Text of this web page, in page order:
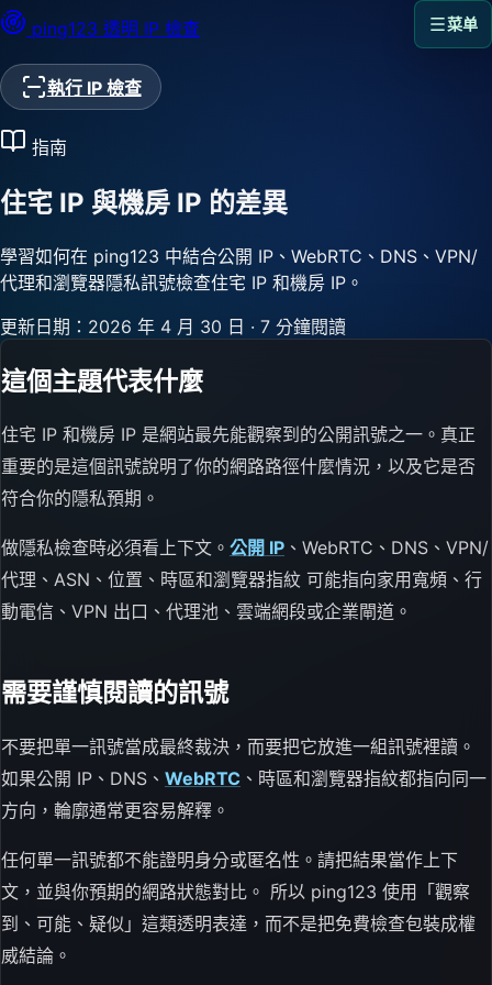
ping123 透明 IP 檢查
執行 IP 檢查
菜单
指南
住宅 IP 與機房 IP 的差異
學習如何在 ping123 中結合公開 IP、WebRTC、DNS、VPN/
代理和瀏覽器隱私訊號檢查住宅 IP 和機房 IP。
更新日期：2026 年 4 月 30 日 · 7 分鐘閱讀
這個主題代表什麼
住宅 IP 和機房 IP 是網站最先能觀察到的公開訊號之一。真正
重要的是這個訊號說明了你的網路路徑什麼情況，以及它是否
符合你的隱私預期。
做隱私檢查時必須看上下文。 公開 IP 、WebRTC、DNS、VPN/
代理、ASN、位置、時區和瀏覽器指紋 可能指向家用寬頻、行
動電信、VPN 出口、代理池、雲端網段或企業閘道。
需要謹慎閱讀的訊號
不要把單一訊號當成最終裁決，而要把它放進一組訊號裡讀。
如果公開 IP、DNS、 WebRTC 、時區和瀏覽器指紋都指向同一
方向，輪廓通常更容易解釋。
任何單一訊號都不能證明身分或匿名性。請把結果當作上下
文，並與你預期的網路狀態對比。 所以 ping123 使用「觀察
到、可能、疑似」這類透明表達，而不是把免費檢查包裝成權
威結論。